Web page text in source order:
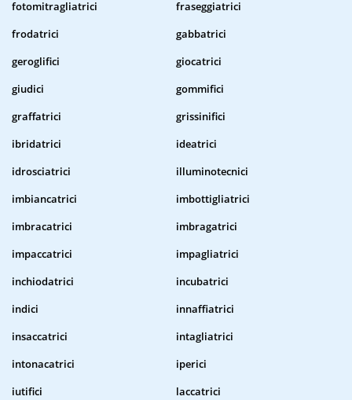
fotomitragliatrici
fraseggiatrici
frodatrici
gabbatrici
geroglifici
giocatrici
giudici
gommifici
graffatrici
grissinifici
ibridatrici
ideatrici
idrosciatrici
illuminotecnici
imbiancatrici
imbottigliatrici
imbracatrici
imbragatrici
impaccatrici
impagliatrici
inchiodatrici
incubatrici
indici
innaffiatrici
insaccatrici
intagliatrici
intonacatrici
iperici
iutifici
laccatrici